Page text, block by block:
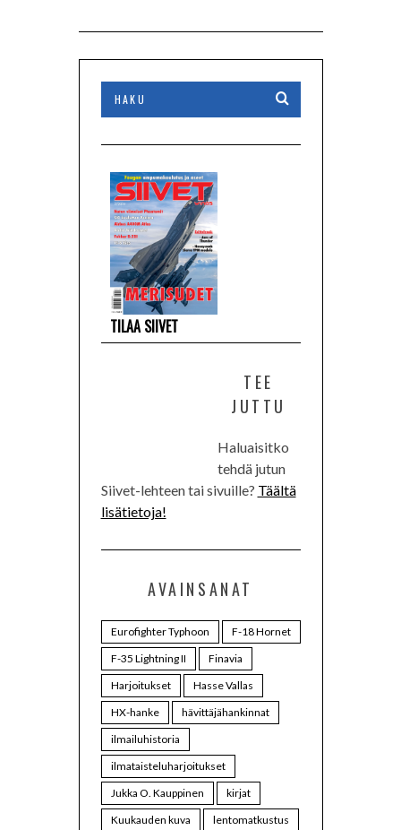
TILAA SIIVET
TEE
JUTTU
Haluaisitko
tehdä jutun
Siivet-lehteen tai sivuille? Täältä
lisätietoja!
AVAINSANAT
Eurofighter Typhoon
F-18 Hornet
F-35 Lightning II
Finavia
Harjoitukset
Hasse Vallas
HX-hanke
hävittäjähankinnat
ilmailuhistoria
ilmataisteluharjoitukset
Jukka O. Kauppinen
kirjat
Kuukauden kuva
lentomatkustus